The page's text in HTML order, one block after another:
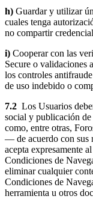
h) Guardar y utilizar
cuales tenga
no compartir
i) Cooperar con las
Secure o validaciones
los controles
de uso indebido o
7.2 Los Usuarios
social y publicación
como, entre otras,
— de acuerdo con sus
acepta expresamente
Condiciones de
eliminar cualquier
Condiciones de
herramienta u otros